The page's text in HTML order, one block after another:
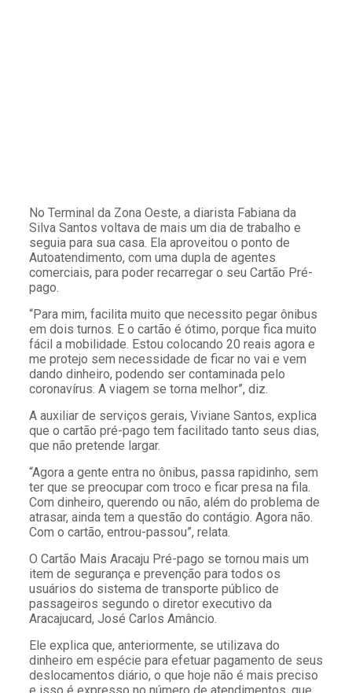
No Terminal da Zona Oeste, a diarista Fabiana da
Silva Santos voltava de mais um dia de trabalho e
seguia para sua casa. Ela aproveitou o ponto de
Autoatendimento, com uma dupla de agentes
comerciais, para poder recarregar o seu Cartão Pré-
pago.
“Para mim, facilita muito que necessito pegar ônibus
em dois turnos. E o cartão é ótimo, porque fica muito
fácil a mobilidade. Estou colocando 20 reais agora e
me protejo sem necessidade de ficar no vai e vem
dando dinheiro, podendo ser contaminada pelo
coronavírus. A viagem se torna melhor”, diz.
A auxiliar de serviços gerais, Viviane Santos, explica
que o cartão pré-pago tem facilitado tanto seus dias,
que não pretende largar.
“Agora a gente entra no ônibus, passa rapidinho, sem
ter que se preocupar com troco e ficar presa na fila.
Com dinheiro, querendo ou não, além do problema de
atrasar, ainda tem a questão do contágio. Agora não.
Com o cartão, entrou-passou”, relata.
O Cartão Mais Aracaju Pré-pago se tornou mais um
item de segurança e prevenção para todos os
usuários do sistema de transporte público de
passageiros segundo o diretor executivo da
Aracajucard, José Carlos Amâncio.
Ele explica que, anteriormente, se utilizava do
dinheiro em espécie para efetuar pagamento de seus
deslocamentos diário, o que hoje não é mais preciso